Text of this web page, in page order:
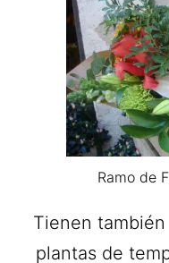
Ramo de
Tienen
plantas de